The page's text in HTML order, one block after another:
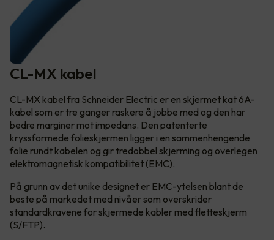
CL-MX kabel
CL-MX kabel fra Schneider Electric er en skjermet kat 6A-
kabel som er tre ganger raskere å jobbe med og den har
bedre marginer mot impedans. Den patenterte
kryssformede folieskjermen ligger i en sammenhengende
folie rundt kabelen og gir tredobbel skjerming og overlegen
elektromagnetisk kompatibilitet (EMC).
På grunn av det unike designet er EMC-ytelsen blant de
beste på markedet med nivåer som overskrider
standardkravene for skjermede kabler med fletteskjerm
(S/FTP).